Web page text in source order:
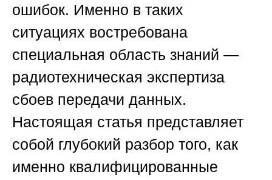
ошибок. Именно в таких
ситуациях востребована
специальная область знаний —
радиотехническая экспертиза
сбоев передачи данных.
Настоящая статья представляет
собой глубокий разбор того, как
именно квалифицированные